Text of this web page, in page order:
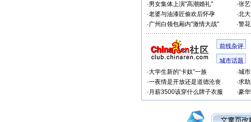
·男女集体上演"高潮婚礼" ·张
·老婆与油漆匠偷欢后怀孕 ·北
·广州白领包厢内"激情大战" ·警
前线杂评
城市话题
·大学生新的“卡奴”一族 ·城
·一夜情是开放还是道德沦丧 ·求
· 月薪3500该穿什么牌子衣服 ·豪